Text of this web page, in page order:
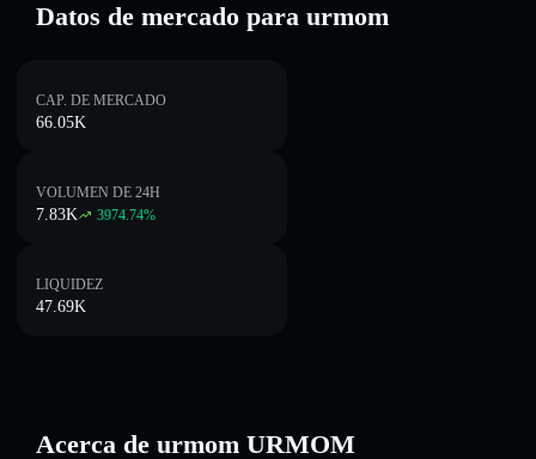
Datos de mercado para urmom
CAP. DE MERCADO
66.05K
VOLUMEN DE 24H
7.83K 3974.74%
LIQUIDEZ
47.69K
Acerca de urmom URMOM